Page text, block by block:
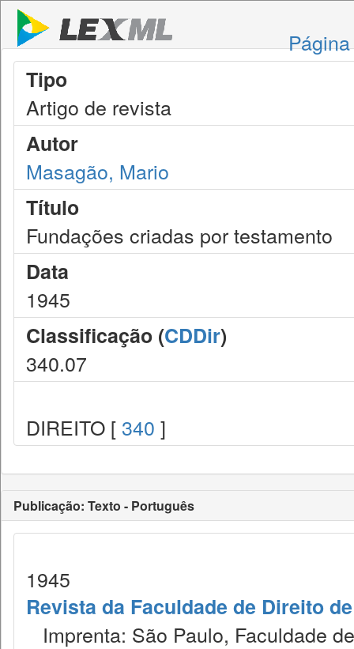
Tipo
Artigo de revista
Autor
Masagão, Mario
Título
Fundações criadas por testamento
Data
1945
Classificação (CDDir)
340.07
DIREITO [ 340 ]
Publicação: Texto - Português
1945
Revista da Faculdade de Direito
Imprenta: São Paulo, Faculdade